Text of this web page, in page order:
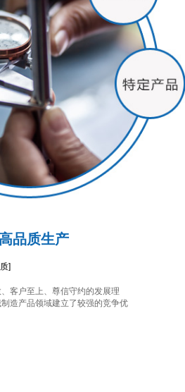
品质生产
]
客户至上、尊信守约的发展理
造产品领域建立了较强的竞争优